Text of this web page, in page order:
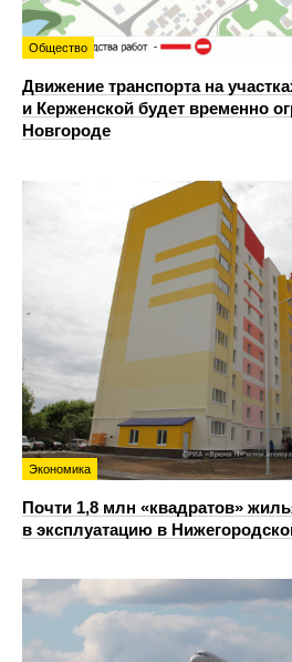
Общество
Движение транспорта на
и Керженской будет временно
Новгороде
Экономика
Почти 1,8 млн «квадратов»
в эксплуатацию в